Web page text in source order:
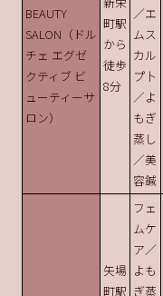
BEAUTY
SALON（ドル
チェ エグゼ
クティブ ビ
ューティーサ
ロン）
町駅
から
徒歩
8分
／エ
ムス
カル
プ卜
／よ
もぎ
蒸し
／美
容鍼
矢場
町駅
フェ
ムケ
ア／
よも
ぎ蒸